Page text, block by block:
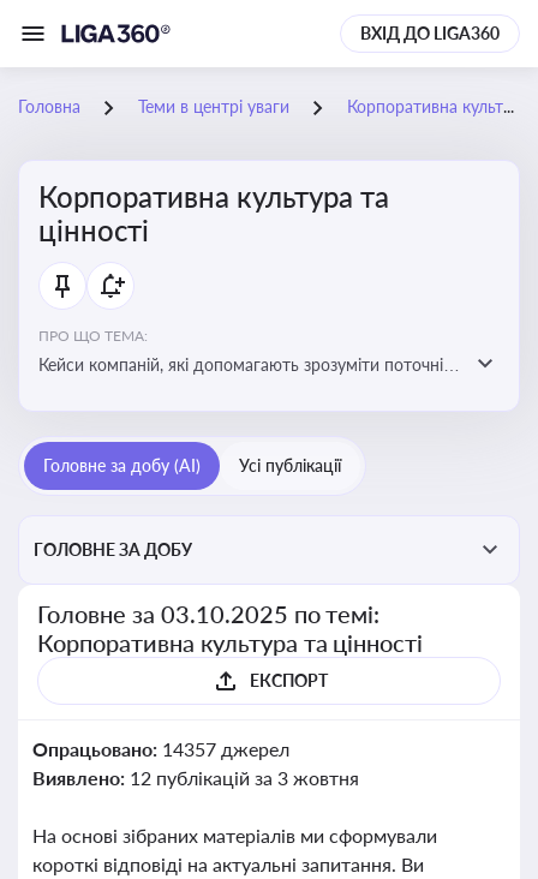
ВХІД ДО LIGA360
Головна Теми в центрі уваги Корпоративна культура та цінності
Корпоративна культура та
цінності
ПРО ЩО ТЕМА:
Кейси компаній, які допомагають зрозуміти поточні
бізнес-середовища
Головне за добу (AI) Усі публікації
ГОЛОВНЕ ЗА ДОБУ
Головне за 03.10.2025 по темі:
Корпоративна культура та цінності
ЕКСПОРТ
Опрацьовано: 14357 джерел
Виявлено: 12 публікацій за 3 жовтня
На основі зібраних матеріалів ми сформували
короткі відповіді на актуальні запитання. Ви